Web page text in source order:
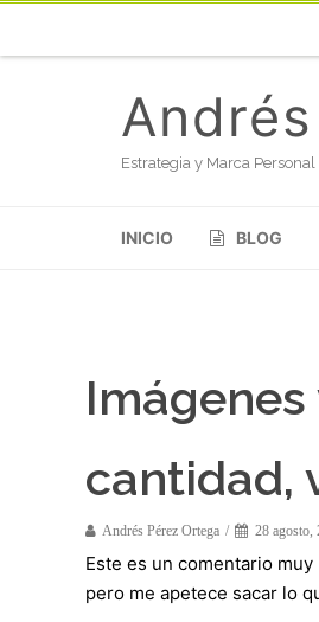
Estrategia y Marca
INICIO BLOG
cantidad,
Andrés Pérez Ortega 28 agosto,
Este es un comentario
pero me apetece sacar lo